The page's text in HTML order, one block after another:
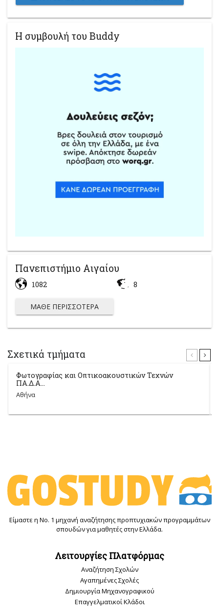
Η συμβουλή του Buddy
Πανεπιστήμιο Αιγαίου
1082 8
ΜΆΘΕ ΠΕΡΙΣΣΌΤΕΡΑ
Σχετικά τμήματα
Φωτογραφίας και Οπτικοακουστικών Τεχνών
ΠΑ.Δ.Α...
Αθήνα
Είμαστε η Νο. 1 μηχανή αναζήτησης προπτυχιακών προγραμμάτων
σπουδών για μαθητές στην Ελλάδα.
Λειτουργίες Πλατφόρμας
Αναζήτηση Σχολών
Αγαπημένες Σχολές
Δημιουργία Μηχανογραφικού
Επαγγελματικοί Κλάδοι